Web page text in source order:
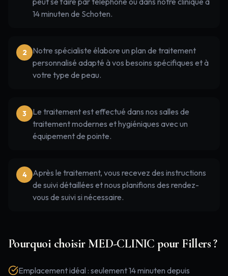
14 minuten de Schoten.
2
Notre spécialiste élabore un plan de traitement
personnalisé adapté à vos besoins spécifiques et à
votre type de peau.
3
Le traitement est effectué dans nos salles de
traitement modernes et hygiéniques avec un
équipement de pointe.
4
Après le traitement, vous recevez des instructions
de suivi détaillées et nous planifions des rendez-
vous de suivi si nécessaire.
Pourquoi choisir MED-CLINIC pour Fillers?
Emplacement idéal : seulement 14 minuten depuis